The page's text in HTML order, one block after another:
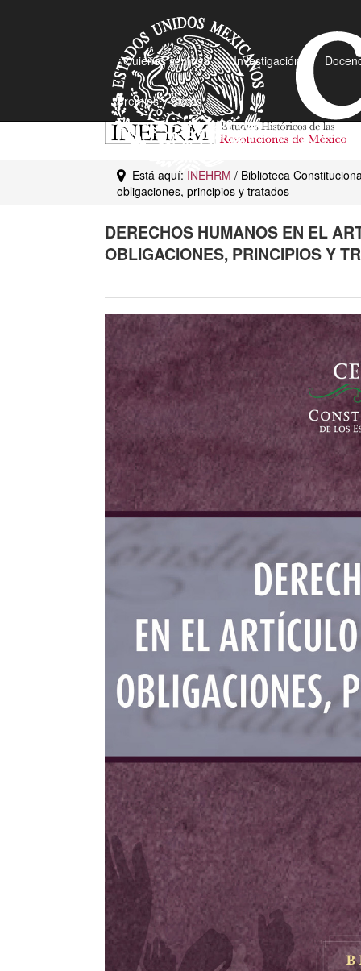
¿Quiénes somos? Investigación
Premios y Becas
Está aquí: INEHRM / Biblioteca
obligaciones, principios y tratados
DERECHOS HUMANOS EN EL
OBLIGACIONES, PRINCIPIOS Y